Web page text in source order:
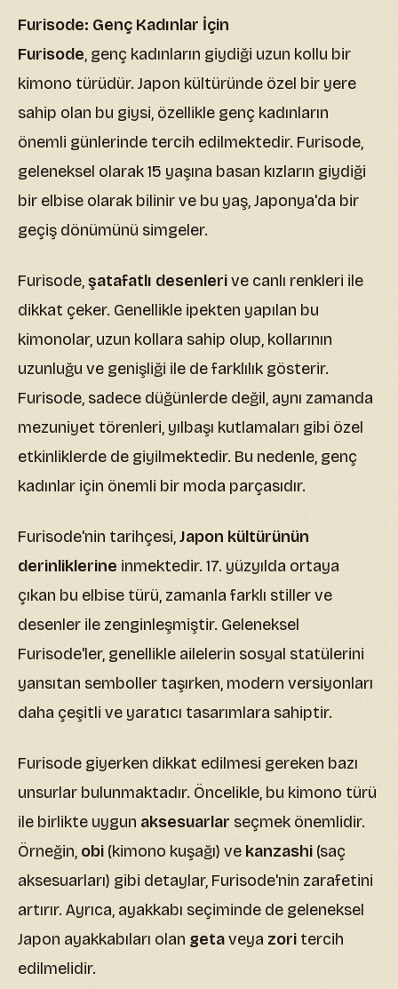
Furisode: Genç Kadınlar İçin
Furisode, genç kadınların giydiği uzun kollu bir
kimono türüdür. Japon kültüründe özel bir yere
sahip olan bu giysi, özellikle genç kadınların
önemli günlerinde tercih edilmektedir. Furisode,
geleneksel olarak 15 yaşına basan kızların giydiği
bir elbise olarak bilinir ve bu yaş, Japonya'da bir
geçiş dönümünü simgeler.
Furisode,şatafatlı desenlerive canlı renkleri ile
dikkat çeker. Genellikle ipekten yapılan bu
kimonolar, uzun kollara sahip olup, kollarının
uzunluğu ve genişliği ile de farklılık gösterir.
Furisode, sadece düğünlerde değil, aynı zamanda
mezuniyet törenleri, yılbaşı kutlamaları gibi özel
etkinliklerde de giyilmektedir. Bu nedenle, genç
kadınlar için önemli bir moda parçasıdır.
Furisode'nin tarihçesi,Japon kültürünün
derinliklerine inmektedir. 17. yüzyılda ortaya
çıkan bu elbise türü, zamanla farklı stiller ve
desenler ile zenginleşmiştir. Geleneksel
Furisode'ler, genellikle ailelerin sosyal statülerini
yansıtan semboller taşırken, modern versiyonları
daha çeşitli ve yaratıcı tasarımlara sahiptir.
Furisode giyerken dikkat edilmesi gereken bazı
unsurlar bulunmaktadır. Öncelikle, bu kimono türü
ile birlikte uygun aksesuarlar seçmek önemlidir.
Örneğin, obi (kimono kuşağı) ve kanzashi (saç
aksesuarları) gibi detaylar, Furisode'nin zarafetini
artırır. Ayrıca, ayakkabı seçiminde de geleneksel
Japon ayakkabıları olan getaveya zori tercih
edilmelidir.